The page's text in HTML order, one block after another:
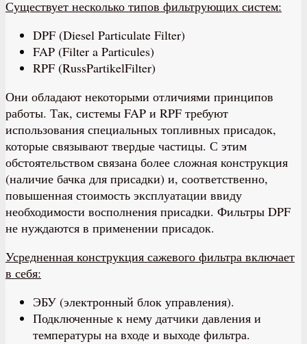
Существует несколько типов фильтрующих систем:
DPF (Diesel Particulate Filter)
FAP (Filter a Particules)
RPF (RussPartikelFilter)
Они обладают некоторыми отличиями принципов
работы. Так, системы FAP и RPF требуют
использования специальных топливных присадок,
которые связывают твердые частицы. С этим
обстоятельством связана более сложная конструкция
(наличие бачка для присадки) и, соответственно,
повышенная стоимость эксплуатации ввиду
необходимости восполнения присадки. Фильтры DPF
не нуждаются в применении присадок.
Усредненная конструкция сажевого фильтра включает
в себя:
ЭБУ (электронный блок управления).
Подключенные к нему датчики давления и
температуры на входе и выходе фильтра.